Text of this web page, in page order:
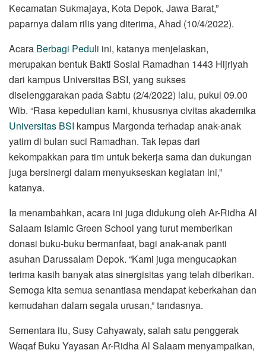
Kecamatan Sukmajaya, Kota Depok, Jawa Barat,”
paparnya dalam rilis yang diterima, Ahad (10/4/2022).
Acara Berbagi Peduli ini, katanya menjelaskan,
merupakan bentuk Bakti Sosial Ramadhan 1443 Hijriyah
dari kampus Universitas BSI, yang sukses
diselenggarakan pada Sabtu (2/4/2022) lalu, pukul 09.00
Wib. “Rasa kepedulian kami, khususnya civitas akademika
Universitas BSI kampus Margonda terhadap anak-anak
yatim di bulan suci Ramadhan. Tak lepas dari
kekompakkan para tim untuk bekerja sama dan dukungan
juga bersinergi dalam menyukseskan kegiatan ini,”
katanya.
Ia menambahkan, acara ini juga didukung oleh Ar-Ridha Al
Salaam Islamic Green School yang turut memberikan
donasi buku-buku bermanfaat, bagi anak-anak panti
asuhan Darussalam Depok. “Kami juga mengucapkan
terima kasih banyak atas sinergisitas yang telah diberikan.
Semoga kita semua senantiasa mendapat keberkahan dan
kemudahan dalam segala urusan,” tandasnya.
Sementara itu, Susy Cahyawaty, salah satu penggerak
Waqaf Buku Yayasan Ar-Ridha Al Salaam menyampaikan,